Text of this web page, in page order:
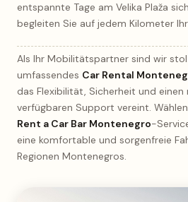
entspannte Tage am Velika Plaža
begleiten Sie auf jedem Kilometer
Als Ihr Mobilitätspartner sind wir
umfassendes Car Rental
das Flexibilität, Sicherheit und einen
verfügbaren Support vereint.
Rent a Car Bar Montenegro-
eine komfortable und sorgenfreie
Regionen Montenegros.